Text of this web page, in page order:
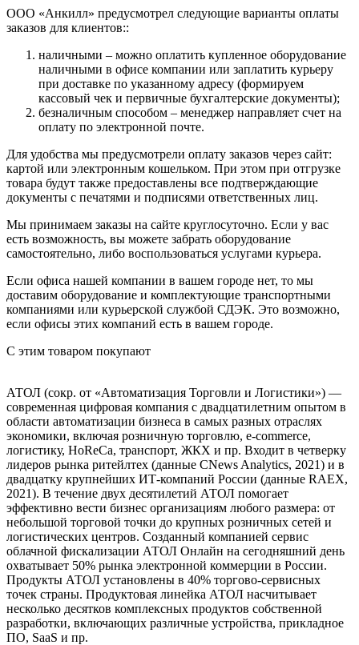
ООО «Анкилл» предусмотрел следующие варианты оплаты
заказов для клиентов::
наличными – можно оплатить купленное оборудование
наличными в офисе компании или заплатить курьеру
при доставке по указанному адресу (формируем
кассовый чек и первичные бухгалтерские документы);
безналичным способом – менеджер направляет счет на
оплату по электронной почте.
Для удобства мы предусмотрели оплату заказов через сайт:
картой или электронным кошельком. При этом при отгрузке
товара будут также предоставлены все подтверждающие
документы с печатями и подписями ответственных лиц.
Мы принимаем заказы на сайте круглосуточно. Если у вас
есть возможность, вы можете забрать оборудование
самостоятельно, либо воспользоваться услугами курьера.
Если офиса нашей компании в вашем городе нет, то мы
доставим оборудование и комплектующие транспортными
компаниями или курьерской службой СДЭК. Это возможно,
если офисы этих компаний есть в вашем городе.
С этим товаром покупают
АТОЛ (сокр. от «Автоматизация Торговли и Логистики») —
современная цифровая компания с двадцатилетним опытом в
области автоматизации бизнеса в самых разных отраслях
экономики, включая розничную торговлю, e-commerce,
логистику, HoReCa, транспорт, ЖКХ и пр. Входит в четверку
лидеров рынка ритейлтех (данные CNews Analytics, 2021) и в
двадцатку крупнейших ИТ-компаний Росcии (данные RAEX,
2021). В течение двух десятилетий АТОЛ помогает
эффективно вести бизнес организациям любого размера: от
небольшой торговой точки до крупных розничных сетей и
логистических центров. Созданный компанией сервис
облачной фискализации АТОЛ Онлайн на сегодняшний день
охватывает 50% рынка электронной коммерции в России.
Продукты АТОЛ установлены в 40% торгово-сервисных
точек страны. Продуктовая линейка АТОЛ насчитывает
несколько десятков комплексных продуктов собственной
разработки, включающих различные устройства, прикладное
ПО, SaaS и пр.